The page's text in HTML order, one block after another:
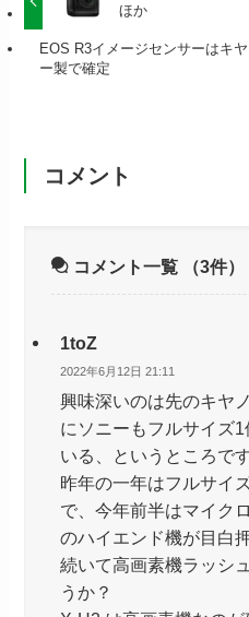
ほか
EOS R3イメージセンサーはキ
ー製で確定
コメント
コメント一覧 （3件）
1toZ
2022年6月12日 21:11
興味深いのは先のキヤ
にソニーもフルサイズ
いる、というところです
昨年の一年はフルサイ
で、今年前半はマイク
のハイエンド機が目白
続いて高画素機ラッシ
うか？